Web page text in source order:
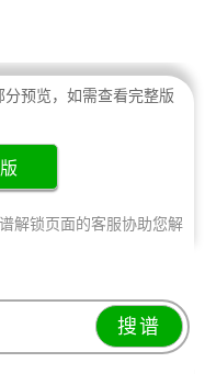
预览，如需查看完整版
解锁页面的客服协助您解
搜谱